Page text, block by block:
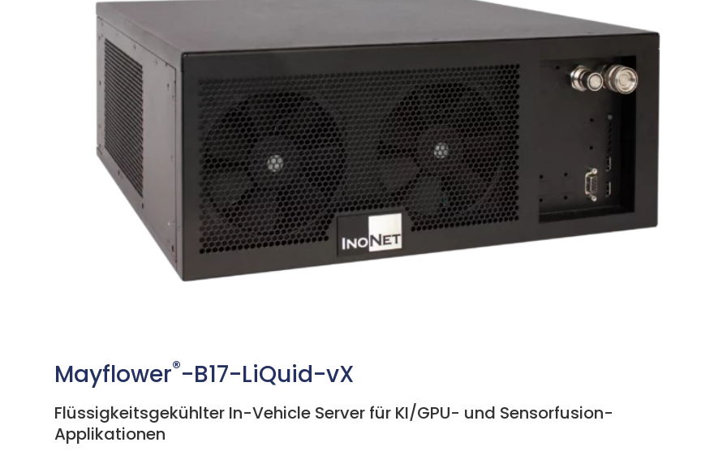
Mayflower®-B17-LiQuid-vX
Flüssigkeitsgekühlter In-Vehicle Server für KI/GPU- und Sensorfusion-
Applikationen